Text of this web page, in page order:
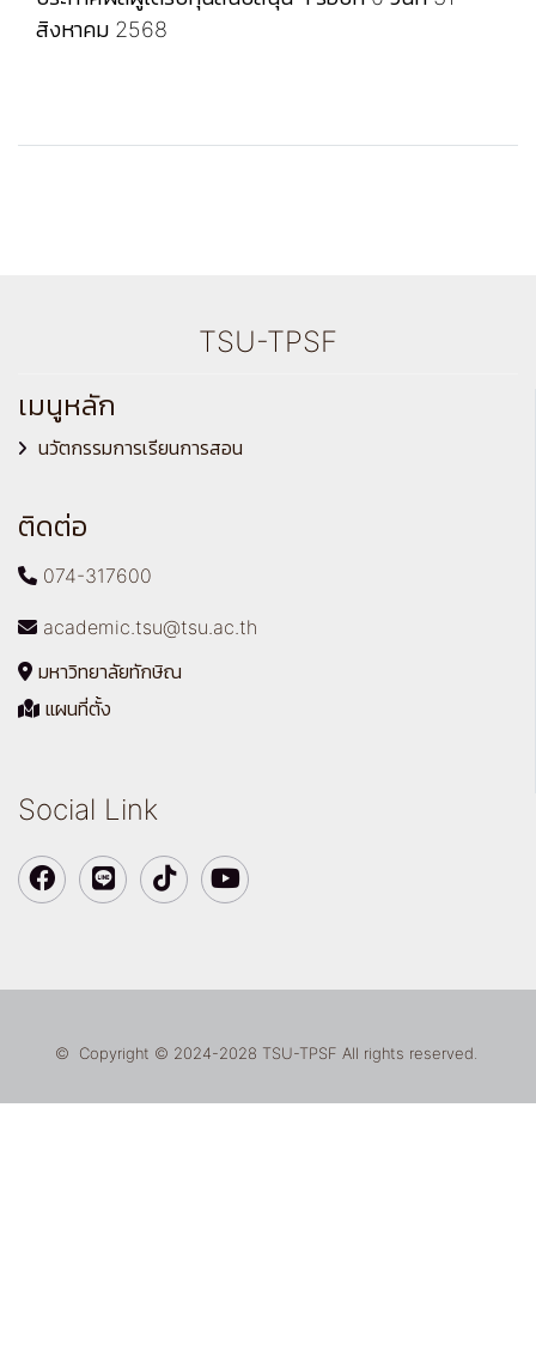
สิงหาคม 2568
TSU-TPSF
เมนูหลัก
นวัตกรรมการเรียนการสอน
ติดต่อ
074-317600
academic.tsu@tsu.ac.th
มหาวิทยาลัยทักษิณ
แผนที่ตั้ง
Social Link
© Copyright © 2024-2028 TSU-TPSF All rights reserved.